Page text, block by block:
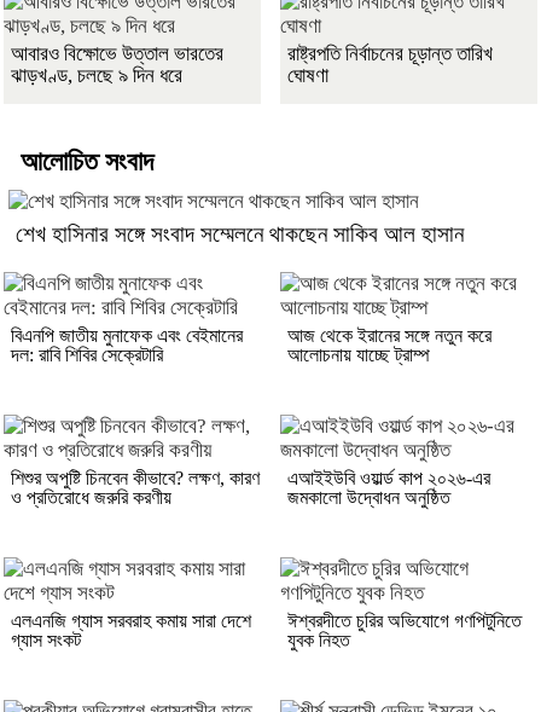
আবারও বিক্ষোভে উত্তাল ভারতের
ঝাড়খণ্ড, চলছে ৯ দিন ধরে
রাষ্ট্রপতি নির্বাচনের চূড়ান্ত তারিখ
ঘোষণা
আলোচিত সংবাদ
শেখ হাসিনার সঙ্গে সংবাদ সম্মেলনে থাকছেন সাকিব আল হাসান
বিএনপি জাতীয় মুনাফেক এবং বেইমানের
দল: রাবি শিবির সেক্রেটারি
আজ থেকে ইরানের সঙ্গে নতুন করে
আলোচনায় যাচ্ছে ট্রাম্প
শিশুর অপুষ্টি চিনবেন কীভাবে? লক্ষণ, কারণ
ও প্রতিরোধে জরুরি করণীয়
এআইইউবি ওয়ার্ল্ড কাপ ২০২৬-এর
জমকালো উদ্বোধন অনুষ্ঠিত
এলএনজি গ্যাস সরবরাহ কমায় সারা দেশে
গ্যাস সংকট
ঈশ্বরদীতে চুরির অভিযোগে গণপিটুনিতে
যুবক নিহত